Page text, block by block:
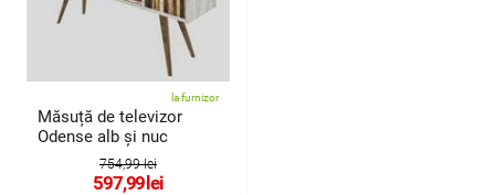
la furnizor
Măsuță de televizor
Odense alb și nuc
754,99 lei
597,99lei